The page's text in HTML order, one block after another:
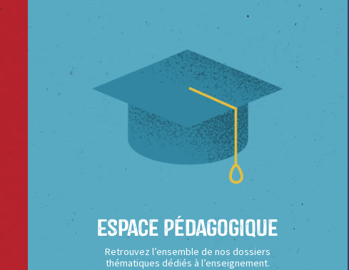
Espace Pédagogique
Retrouvez l’ensemble de nos dossiers
thématiques dédiés à l’enseignement.